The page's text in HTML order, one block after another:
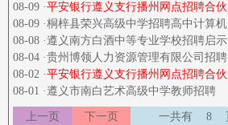
08-09 ·平安银行遵义支行播州网点招聘合伙
08-09 ·桐梓县荣兴高级中学招聘高中计算
08-08 ·遵义南方白酒中等专业学校招聘启示
08-04 ·贵州博领人力资源管理有限公司招
08-02 ·平安银行遵义支行播州网点招聘合伙
08-01 ·遵义市南白艺术高级中学教师招聘
上一页 下一页 一共有 8